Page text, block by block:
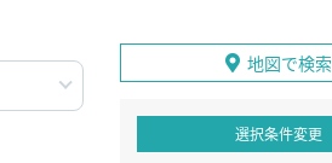
地図で検索
選択条件変更